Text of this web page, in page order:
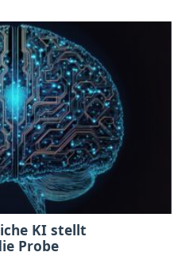
KI stellt
Probe